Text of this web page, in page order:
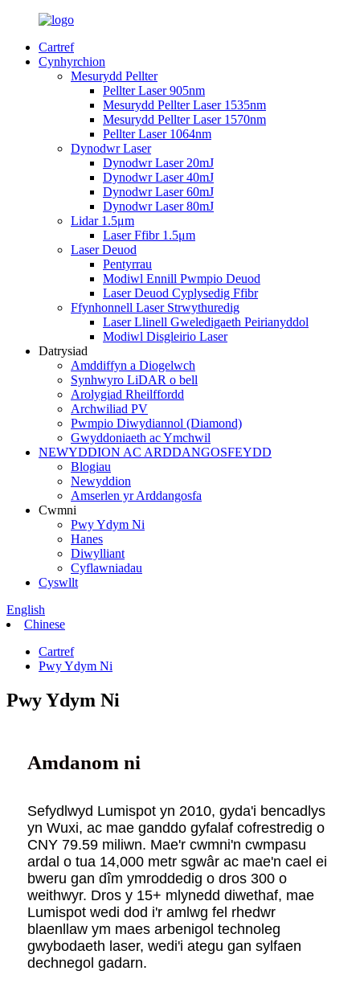
Cartref
Cynhyrchion
Mesurydd Pellter
Pellter Laser 905nm
Mesurydd Pellter Laser 1535nm
Mesurydd Pellter Laser 1570nm
Pellter Laser 1064nm
Dynodwr Laser
Dynodwr Laser 20mJ
Dynodwr Laser 40mJ
Dynodwr Laser 60mJ
Dynodwr Laser 80mJ
Lidar 1.5μm
Laser Ffibr 1.5μm
Laser Deuod
Pentyrrau
Modiwl Ennill Pwmpio Deuod
Laser Deuod Cyplysedig Ffibr
Ffynhonnell Laser Strwythuredig
Laser Llinell Gweledigaeth Peirianyddol
Modiwl Disgleirio Laser
Datrysiad
Amddiffyn a Diogelwch
Synhwyro LiDAR o bell
Arolygiad Rheilffordd
Archwiliad PV
Pwmpio Diwydiannol (Diamond)
Gwyddoniaeth ac Ymchwil
NEWYDDION AC ARDDANGOSFEYDD
Blogiau
Newyddion
Amserlen yr Arddangosfa
Cwmni
Pwy Ydym Ni
Hanes
Diwylliant
Cyflawniadau
Cyswllt
English
Chinese
Cartref
Pwy Ydym Ni
Pwy Ydym Ni
Amdanom ni
Sefydlwyd Lumispot yn 2010, gyda'i bencadlys
yn Wuxi, ac mae ganddo gyfalaf cofrestredig o
CNY 79.59 miliwn. Mae'r cwmni'n cwmpasu
ardal o tua 14,000 metr sgwâr ac mae'n cael ei
bweru gan dîm ymroddedig o dros 300 o
weithwyr. Dros y 15+ mlynedd diwethaf, mae
Lumispot wedi dod i'r amlwg fel rhedwr
blaenllaw ym maes arbenigol technoleg
gwybodaeth laser, wedi'i ategu gan sylfaen
dechnegol gadarn.